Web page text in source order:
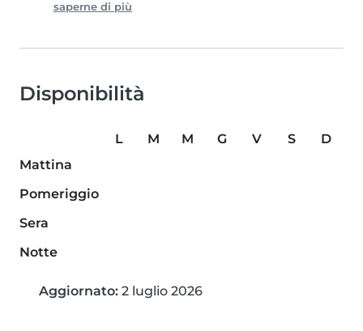
saperne di più
Disponibilità
L M M G V S
D
Mattina
Pomeriggio
Sera
Notte
Aggiornato: 2 luglio 2026